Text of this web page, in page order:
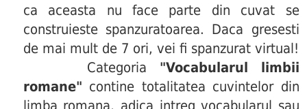
ca aceasta nu face parte din cuvat se
construieste spanzuratoarea. Daca gresesti
de mai mult de 7 ori, vei fi spanzurat virtual!
Categoria "Vocabularul limbii
romane" contine totalitatea cuvintelor din
limba romana, adica intreg vocabularul sau